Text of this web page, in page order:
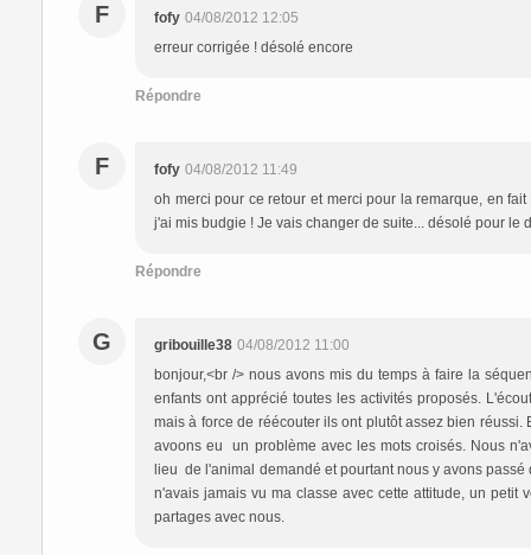
F fofy 04/08/2012 12:05
erreur corrigée ! désolé encore
Répondre
F fofy 04/08/2012 11:49
oh merci pour ce retour et merci pour la remarque, en
j'ai mis budgie ! Je vais changer de suite... désolé pour le
Répondre
G gribouille38 04/08/2012 11:00
bonjour,<br /> nous avons mis du temps à faire la
enfants ont apprécié toutes les activités proposés.
mais à force de réécouter ils ont plutôt assez bien
avoons eu un problème avec les mots croisés. Nous
lieu de l'animal demandé et pourtant nous y avons
n'avais jamais vu ma classe avec cette attitude, un petit
partages avec nous.